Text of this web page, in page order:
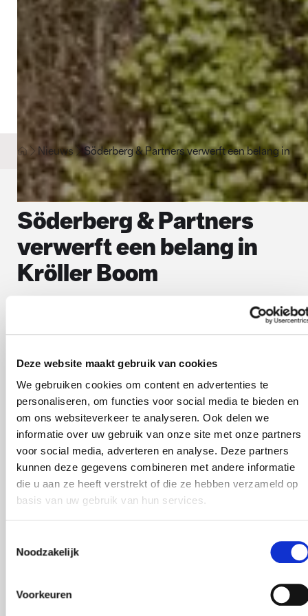
Deze website maakt gebruik van cookies
We gebruiken cookies om content en advertenties te
personaliseren, om functies voor social media te bieden en
om ons websiteverkeer te analyseren. Ook delen we
informatie over uw gebruik van onze site met onze partners
voor social media, adverteren en analyse. Deze partners
kunnen deze gegevens combineren met andere informatie
die u aan ze heeft verstrekt of die ze hebben verzameld op
basis van uw gebruik van hun services.
Noodzakelijk
Voorkeuren
Nieuws Söderberg & Partners verwerft een belang in
Söderberg & Partners
verwerft een belang in
Kröller Boom
PUBLICATIEDATUM
20.01.2020
Het in Amersfoort gevestigde Kröller
Boom heeft gekozen voor samenwerking
met Söderberg & Partners om haar
groeiambitie te ondersteunen. Daartoe heeft
het Zweedse bedrijf een belang verworven
assurantiemakelaars in Nederland is op het
gebied van Corporate Risk en Human Capital
retail, groothandel, industrie en zakelijke